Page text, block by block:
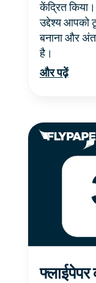
केंद्रित
उद्देश्य आपको
बनाना और
है।
और पढ़ें